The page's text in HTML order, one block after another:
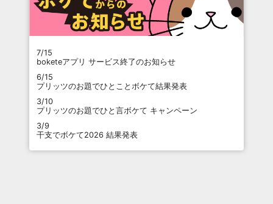
7/15
boketeアプリ サービス終了のお知らせ
6/15
プリッツのお題でひとことボケて結果発表
3/10
プリッツのお題でひと言ボケて キャンペーン
3/9
干支でボケて2026 結果発表